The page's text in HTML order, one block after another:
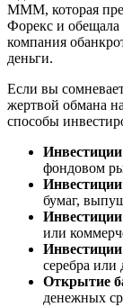
MMM, которая
Форекс и обещала
компания
деньги.
Если вы
жертвой обмана
способы
фондовом
бумаг,
или
серебра или
Открытие
денежных